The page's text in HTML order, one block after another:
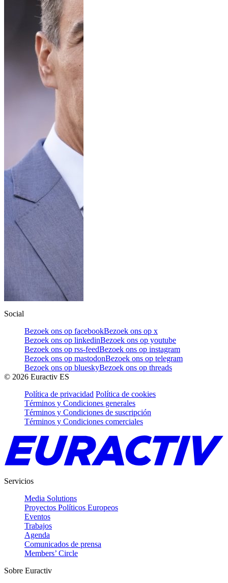
Social
Bezoek ons op facebookBezoek ons op x
Bezoek ons op linkedinBezoek ons op youtube
Bezoek ons op rss-feedBezoek ons op instagram
Bezoek ons op mastodonBezoek ons op telegram
Bezoek ons op blueskyBezoek ons op threads
© 2026 Euractiv ES
Política de privacidad Política de cookies
Términos y Condiciones generales
Términos y Condiciones de suscripción
Términos y Condiciones comerciales
Servicios
Media Solutions
Proyectos Políticos Europeos
Eventos
Trabajos
Agenda
Comunicados de prensa
Members’ Circle
Sobre Euractiv